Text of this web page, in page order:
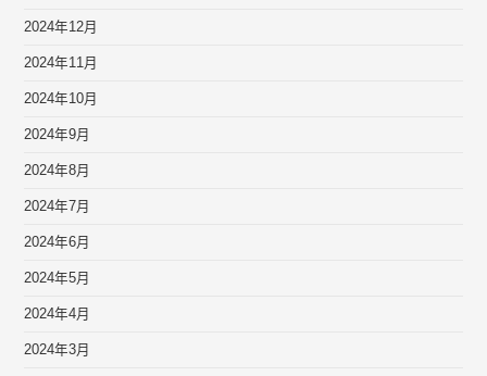
2024年12月
2024年11月
2024年10月
2024年9月
2024年8月
2024年7月
2024年6月
2024年5月
2024年4月
2024年3月